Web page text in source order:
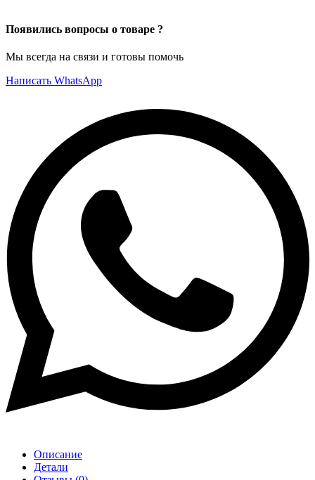
Появились вопросы о товаре ?
Мы всегда на связи и готовы помочь
Написать WhatsApp
Описание
Детали